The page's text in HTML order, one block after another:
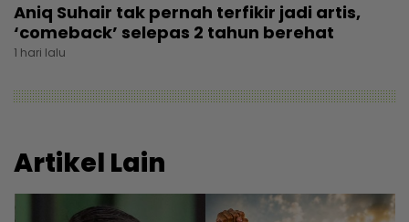
Aniq Suhair tak pernah terfikir jadi artis,
‘comeback’ selepas 2 tahun berehat
1 hari lalu
Artikel Lain